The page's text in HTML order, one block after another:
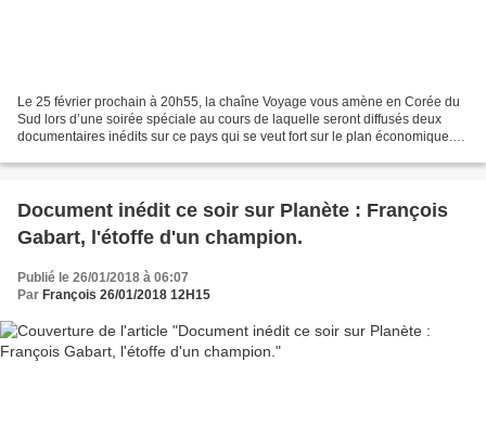
Le 25 février prochain à 20h55, la chaîne Voyage vous amène en Corée du
Sud lors d’une soirée spéciale au cours de laquelle seront diffusés deux
documentaires inédits sur ce pays qui se veut fort sur le plan économique.
Document inédit ce soir sur Planète : François
Gabart, l'étoffe d'un champion.
Publié le 26/01/2018 à 06:07
Par François 26/01/2018 12H15